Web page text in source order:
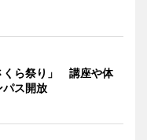
くら祭り」 講座や体
パス開放